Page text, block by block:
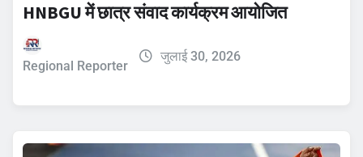
HNBGU में छात्र संवाद कार्यक्रम आयोजित
Regional Reporter
जुलाई 30, 2026